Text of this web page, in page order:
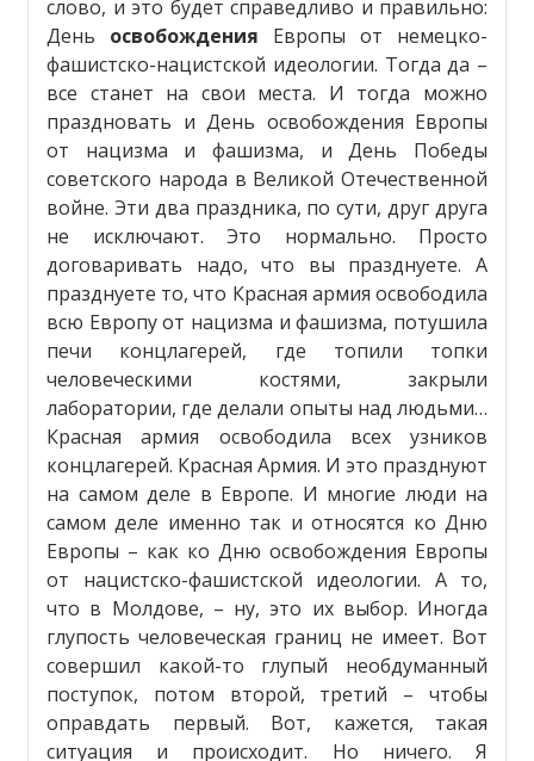
слово, и это будет справедливо и правильно:
День освобождения Европы от немецко-
фашистско-нацистской идеологии. Тогда да –
все станет на свои места. И тогда можно
праздновать и День освобождения Европы
от нацизма и фашизма, и День Победы
советского народа в Великой Отечественной
войне. Эти два праздника, по сути, друг друга
не исключают. Это нормально. Просто
договаривать надо, что вы празднуете. А
празднуете то, что Красная армия освободила
всю Европу от нацизма и фашизма, потушила
печи концлагерей, где топили топки
человеческими костями, закрыли
лаборатории, где делали опыты над людьми…
Красная армия освободила всех узников
концлагерей. Красная Армия. И это празднуют
на самом деле в Европе. И многие люди на
самом деле именно так и относятся ко Дню
Европы – как ко Дню освобождения Европы
от нацистско-фашистской идеологии. А то,
что в Молдове, – ну, это их выбор. Иногда
глупость человеческая границ не имеет. Вот
совершил какой-то глупый необдуманный
поступок, потом второй, третий – чтобы
оправдать первый. Вот, кажется, такая
ситуация и происходит. Но ничего. Я